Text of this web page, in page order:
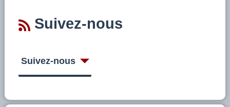
Suivez-nous
Suivez-nous